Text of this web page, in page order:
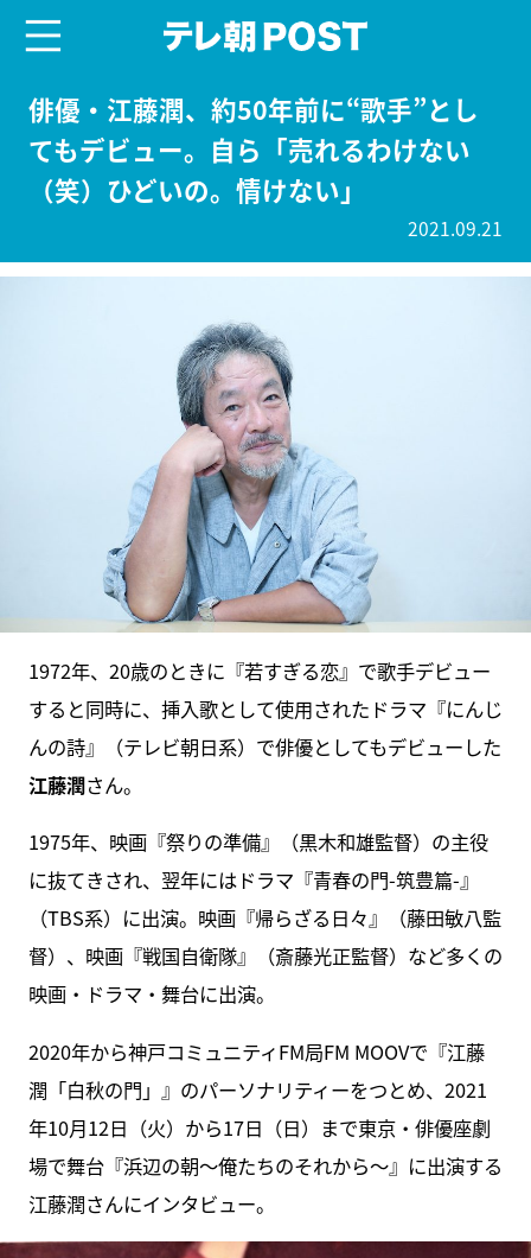
俳優・江藤潤、約50年前に“歌手”とし
てもデビュー。自ら「売れるわけない
（笑）ひどいの。情けない」
2021.09.21
1972年、20歳のときに『若すぎる恋』で歌手デビュー
すると同時に、挿入歌として使用されたドラマ『にんじ
んの詩』（テレビ朝日系）で俳優としてもデビューした
江藤潤さん。
1975年、映画『祭りの準備』（黒木和雄監督）の主役
に抜てきされ、翌年にはドラマ『青春の門-筑豊篇-』
（TBS系）に出演。映画『帰らざる日々』（藤田敏八監
督）、映画『戦国自衛隊』（斎藤光正監督）など多くの
映画・ドラマ・舞台に出演。
2020年から神戸コミュニティFM局FM MOOVで『江藤
潤「白秋の門」』のパーソナリティーをつとめ、2021
年10月12日（火）から17日（日）まで東京・俳優座劇
場で舞台『浜辺の朝～俺たちのそれから～』に出演する
江藤潤さんにインタビュー。